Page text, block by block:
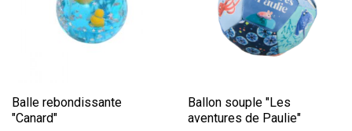
Balle rebondissante
"Canard"
Ballon souple "Les
aventures de Paulie"